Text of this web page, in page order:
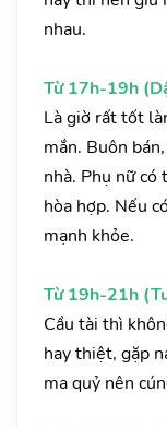
nhau.
Từ 17h-19h
Là giờ rất tốt
mắn. Buôn
nhà. Phụ nữ
hòa hợp. Nếu
mạnh khỏe.
Từ 19h-21h
Cầu tài thì
hay thiệt, gặp
ma quỷ nên